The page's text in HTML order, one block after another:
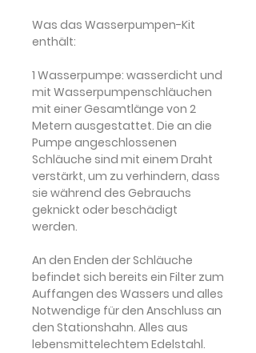
Was das Wasserpumpen-Kit
enthält:
1 Wasserpumpe: wasserdicht und
mit Wasserpumpenschläuchen
mit einer Gesamtlänge von 2
Metern ausgestattet. Die an die
Pumpe angeschlossenen
Schläuche sind mit einem Draht
verstärkt, um zu verhindern, dass
sie während des Gebrauchs
geknickt oder beschädigt
werden.
An den Enden der Schläuche
befindet sich bereits ein Filter zum
Auffangen des Wassers und alles
Notwendige für den Anschluss an
den Stationshahn. Alles aus
lebensmittelechtem Edelstahl.